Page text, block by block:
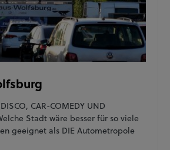
CAR-COMEDY UND
Stadt wäre besser für so viele
geeignet als DIE Autometropole